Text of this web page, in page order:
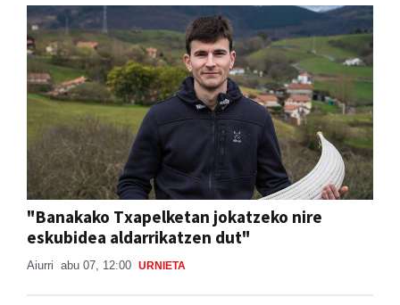
"Banakako Txapelketan jokatzeko nire
eskubidea aldarrikatzen dut"
Aiurri abu 07, 12:00 URNIETA